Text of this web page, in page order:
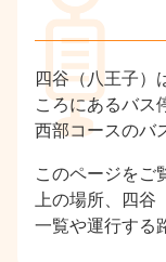
四谷（八王子）
ころにあるバス
西部コースのバ
このページをご
上の場所、四谷
一覧や運行する